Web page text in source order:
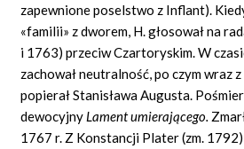
zapewnione poselstwo z Inflant).
«familii» z dworem, H.głosował na
i 1763)przeciw Czartoryskim. W
zachował neutralność, po czym wraz
popierał Stanisława Augusta.
dewocyjny Lament umierającego.
1767r. Z Konstancji Plater (zm.